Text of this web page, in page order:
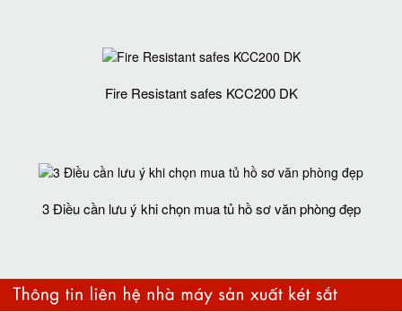
Fire Resistant safes KCC200 DK
3 Điều cần lưu ý khi chọn mua tủ hồ sơ văn phòng đẹp